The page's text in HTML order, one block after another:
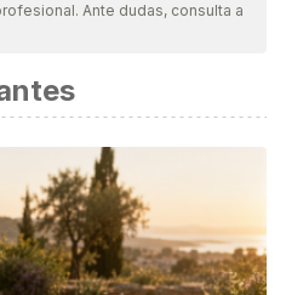
de este artículo fue
Plátano.
pdfs/platano.pdf
Lechuga.
pdfs/lechuga.pdf
Acelgas.
Ante dudas, consulta a